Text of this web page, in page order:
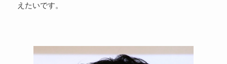
えたいです。